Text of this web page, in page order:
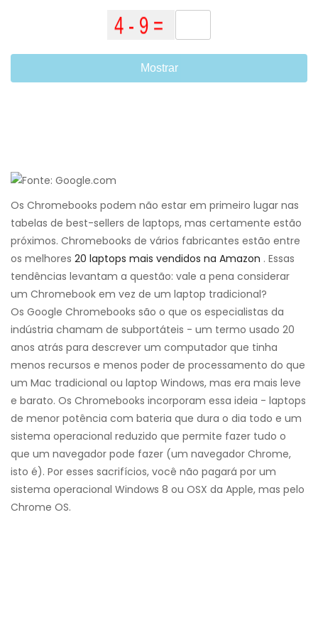
Mostrar
Os Chromebooks podem não estar em primeiro lugar nas
tabelas de best-sellers de laptops, mas certamente estão
próximos. Chromebooks de vários fabricantes estão entre
os melhores 20 laptops mais vendidos na Amazon . Essas
tendências levantam a questão: vale a pena considerar
um Chromebook em vez de um laptop tradicional?
Os Google Chromebooks são o que os especialistas da
indústria chamam de subportáteis - um termo usado 20
anos atrás para descrever um computador que tinha
menos recursos e menos poder de processamento do que
um Mac tradicional ou laptop Windows, mas era mais leve
e barato. Os Chromebooks incorporam essa ideia - laptops
de menor potência com bateria que dura o dia todo e um
sistema operacional reduzido que permite fazer tudo o
que um navegador pode fazer (um navegador Chrome,
isto é). Por esses sacrifícios, você não pagará por um
sistema operacional Windows 8 ou OSX da Apple, mas pelo
Chrome OS.